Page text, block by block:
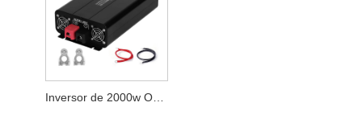
Inversor de 2000w Onda sinusoidal pura Potencia máxima 4000W